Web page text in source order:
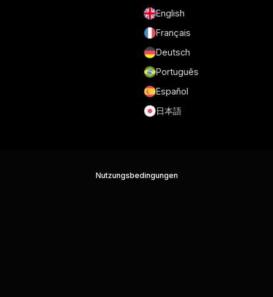
English
Français
Deutsch
Português
Español
日本語
Nutzungsbedingungen